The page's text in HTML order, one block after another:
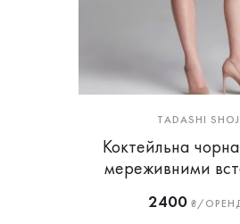
TADASHI
Коктейльна
мереживними
2400₴/